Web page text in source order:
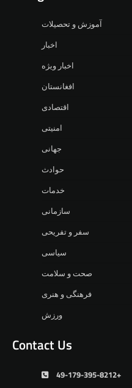
آموزش و تحصیلات
اخبار
اخبار ویژه
افغانستان
اقتصادی
امنیتی
جهانی
حوادث
خدمات
سازمانی
سفر و تفریحی
سیاسی
صحت و سلامت
فرهنگی و هنری
ورزش
Contact Us
49-179-395-8212+